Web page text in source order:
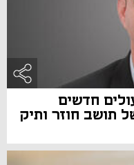
חדשים
תושב חוזר ותיק